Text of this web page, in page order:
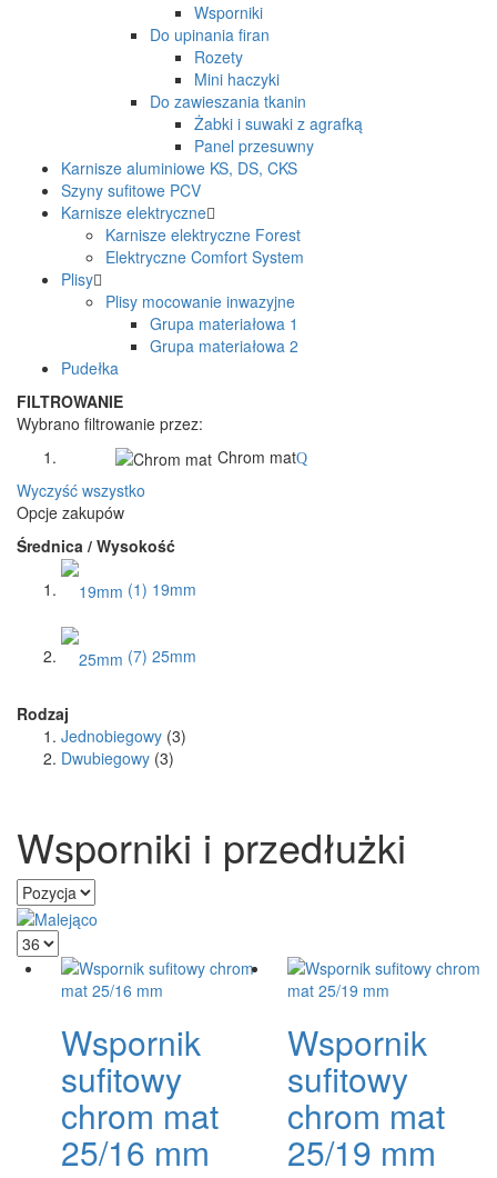
Wsporniki
Do upinania firan
Rozety
Mini haczyki
Do zawieszania tkanin
Żabki i suwaki z agrafką
Panel przesuwny
Karnisze aluminiowe KS, DS, CKS
Szyny sufitowe PCV
Karnisze elektryczne
Karnisze elektryczne Forest
Elektryczne Comfort System
Plisy
Plisy mocowanie inwazyjne
Grupa materiałowa 1
Grupa materiałowa 2
Pudełka
FILTROWANIE
Wybrano filtrowanie przez:
Chrom mat
Wyczyść wszystko
Opcje zakupów
Średnica / Wysokość
(1) 19mm
(7) 25mm
Rodzaj
Jednobiegowy (3)
Dwubiegowy (3)
Wsporniki i przedłużki
Wspornik
sufitowy
chrom mat
25/16 mm
Wspornik
sufitowy
chrom mat
25/19 mm